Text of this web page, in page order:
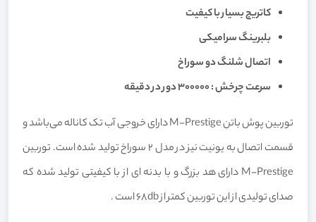
کاتریج بسیار با کیفیت
بلبرینگ سرامیکی
اتصال شلنگ دو سوراخ
سرعت چرخش : ۳۰۰۰۰۰ دور در دقیقه
توربین پوش باتن M-Prestige دارای خروجی آب تک کاناله می‌‎باشد و
قسمت اتصال به یونیت نیز در مدل ۲ سوراخ تولید شده است. توربین
M-Prestige دارای هد بزرگ و با بدنه ای از با کیفیتی تولید شده که
صدای تولیدی از این توربین کمتر از 68db است .